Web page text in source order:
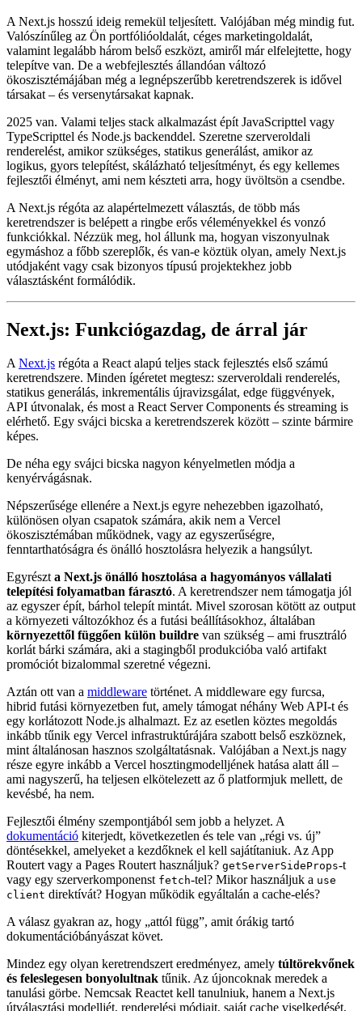
keretrendszerek helyzete 2025-ben
A Next.js hosszú ideig remekül teljesített. Valójában még mindig fut.
Valószínűleg az Ön portfólióoldalát, céges marketingoldalát,
valamint legalább három belső eszközt, amiről már elfelejtette, hogy
ökoszisztémájában még a legnépszerűbb keretrendszerek is idővel
társakat – és versenytársakat kapnak.
2025 van. Valami teljes stack alkalmazást épít JavaScripttel vagy
TypeScripttel és Node.js backenddel. Szeretne szerveroldali
logikus, gyors telepítést, skálázható teljesítményt, és egy kellemes
fejlesztői élményt, ami nem készteti arra, hogy üvöltsön a csendbe.
A Next.js régóta az alapértelmezett választás, de több más
keretrendszer is belépett a ringbe erős véleményekkel és vonzó
funkciókkal. Nézzük meg, hol állunk ma, hogyan viszonyulnak
választásként formálódik.
Next.js: Funkciógazdag, de árral jár
ANext.jsrégóta a React alapú teljes stack fejlesztés első számú
keretrendszere. Minden ígéretet megtesz: szerveroldali renderelés,
statikus generálás, inkrementális újravizsgálat, edge függvények,
elérhető. Egy svájci bicska a keretrendszerek között – szinte bármire
képes.
De néha egy svájci bicska nagyon kényelmetlen módja a
kenyérvágásnak.
Népszerűsége ellenére a Next.js egyre nehezebben igazolható,
ökoszisztémában működnek, vagy az egyszerűségre,
fenntarthatóságra és önálló hosztolásra helyezik a hangsúlyt.
Egyrészta Next.js önálló hosztolása a hagyományos vállalati
telepítési folyamatban fárasztó. A keretrendszer nem támogatja jól
az egyszer épít, bárhol telepít mintát. Mivel szorosan kötött az output
a környezeti változókhoz és a futási beállításokhoz, általában
korlát bárki számára, aki a stagingből produkcióba való artifakt
promóciót bizalommal szeretné végezni.
Aztán ott van amiddlewaretörténet. A middleware egy furcsa,
hibrid futási környezetben fut, amely támogat néhány Web API-t és
egy korlátozott Node.js alhalmazt. Ez az esetlen köztes megoldás
inkább tűnik egy Vercel infrastruktúrájára szabott belső eszköznek,
mint általánosan hasznos szolgáltatásnak. Valójában a Next.js nagy
ami nagyszerű, ha teljesen elkötelezett az ő platformjuk mellett, de
kevésbé, ha nem.
Fejlesztői élmény szempontjából sem jobb a helyzet. A
dokumentációkiterjedt, következetlen és tele van „régi vs. új”
döntésekkel, amelyeket a kezdőknek el kell sajátítaniuk. Az App
vagy egy szerverkomponenstfetch-tel? Mikor használjuk a
clientdirektívát? Hogyan működik egyáltalán a cache-elés?
A válasz gyakran az, hogy „attól függ”, amit órákig tartó
dokumentációbányászat követ.